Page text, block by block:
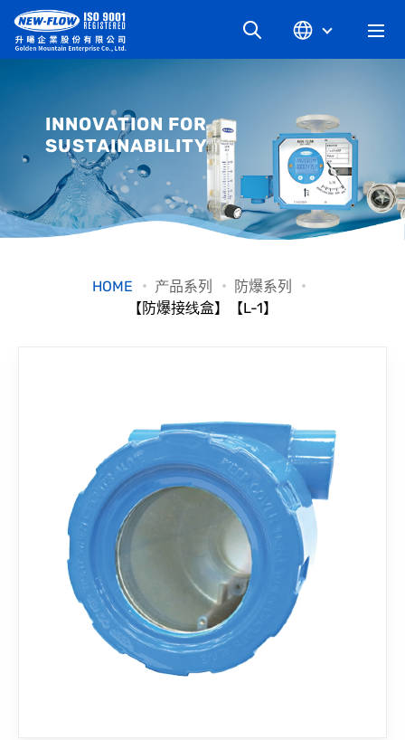
最新消息
知识文章
联络我们
INNOVATION FOR
SUSTAINABILITY
HOME 产品系列
防爆系列
【防爆接线盒】【L-1】